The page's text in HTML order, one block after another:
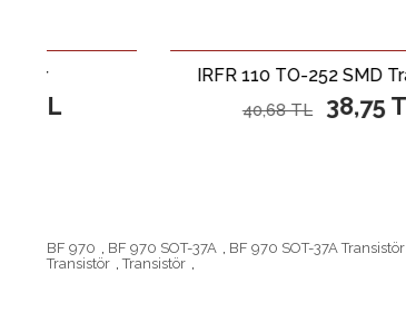
IRFR 110 TO-252 SMD Transistör
38,75 TL
BF 970
BF 970 SOT-37A BF 970 SOT-37A Transistör
Transistör
Transistör